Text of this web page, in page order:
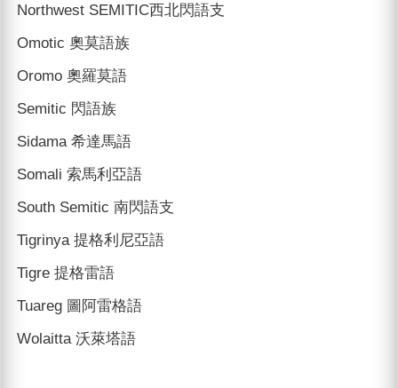
Northwest SEMITIC西北閃語支
Omotic 奧莫語族
Oromo 奧羅莫語
Semitic 閃語族
Sidama 希達馬語
Somali 索馬利亞語
South Semitic 南閃語支
Tigrinya 提格利尼亞語
Tigre 提格雷語
Tuareg 圖阿雷格語
Wolaitta 沃萊塔語